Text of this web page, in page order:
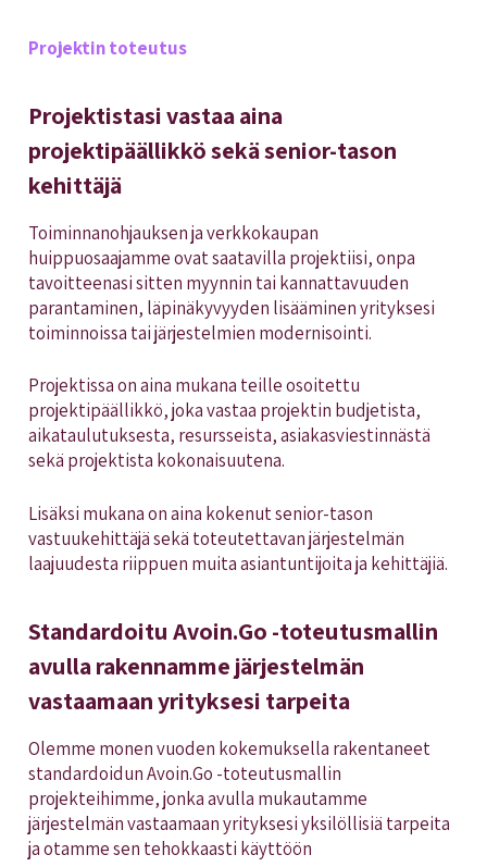
Projektin toteutus
Projektistasi vastaa aina
projektipäällikkö sekä senior-tason
kehittäjä
Toiminnanohjauksen ja verkkokaupan
huippuosaajamme ovat saatavilla projektiisi, onpa
tavoitteenasi sitten myynnin tai kannattavuuden
parantaminen, läpinäkyvyyden lisääminen yrityksesi
toiminnoissa tai järjestelmien modernisointi.
Projektissa on aina mukana teille osoitettu
projektipäällikkö, joka vastaa projektin budjetista,
aikataulutuksesta, resursseista, asiakasviestinnästä
sekä projektista kokonaisuutena.
Lisäksi mukana on aina kokenut senior-tason
vastuukehittäjä sekä toteutettavan järjestelmän
laajuudesta riippuen muita asiantuntijoita ja kehittäjiä.
Standardoitu Avoin.Go -toteutusmallin
avulla rakennamme järjestelmän
vastaamaan yrityksesi tarpeita
Olemme monen vuoden kokemuksella rakentaneet
standardoidun Avoin.Go -toteutusmallin
projekteihimme, jonka avulla mukautamme
järjestelmän vastaamaan yrityksesi yksilöllisiä tarpeita
ja otamme sen tehokkaasti käyttöön